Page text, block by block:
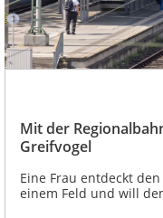
Mit der
Greifvogel
Eine Frau entdeckt
einem Feld und will